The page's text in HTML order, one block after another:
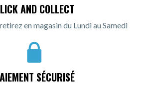
AND COLLECT
en magasin du Lundi au Samedi
SÉCURISÉ